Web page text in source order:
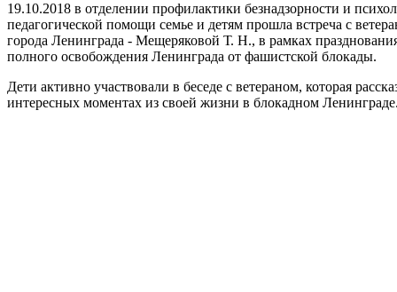
19.10.2018 в отделении профилактики безнадзорности и
педагогической помощи семье и детям прошла встреча с
города Ленинграда - Мещеряковой Т. Н., в рамках
полного освобождения Ленинграда от фашистской блокады.
Дети активно участвовали в беседе с ветераном, которая
интересных моментах из своей жизни в блокадном